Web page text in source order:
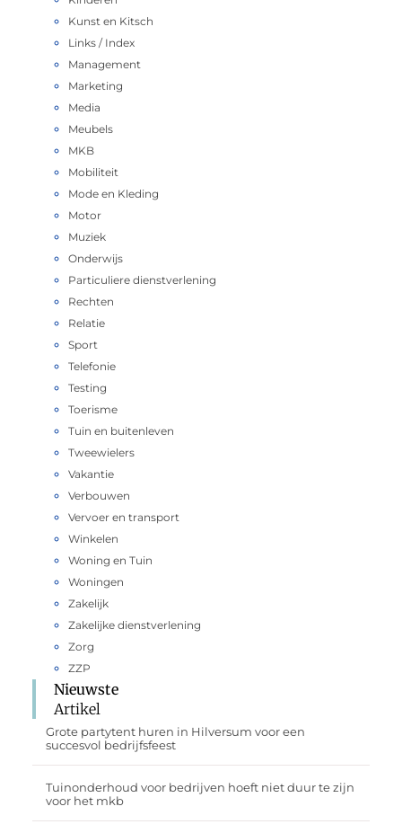
Kunst en Kitsch
Links / Index
Management
Marketing
Media
Meubels
MKB
Mobiliteit
Mode en Kleding
Motor
Muziek
Onderwijs
Particuliere dienstverlening
Rechten
Relatie
Sport
Telefonie
Testing
Toerisme
Tuin en buitenleven
Tweewielers
Vakantie
Verbouwen
Vervoer en transport
Winkelen
Woning en Tuin
Woningen
Zakelijk
Zakelijke dienstverlening
Zorg
ZZP
Nieuwste
Artikel
Grote partytent huren in Hilversum voor een
succesvol bedrijfsfeest
Tuinonderhoud voor bedrijven hoeft niet duur te zijn
voor het mkb